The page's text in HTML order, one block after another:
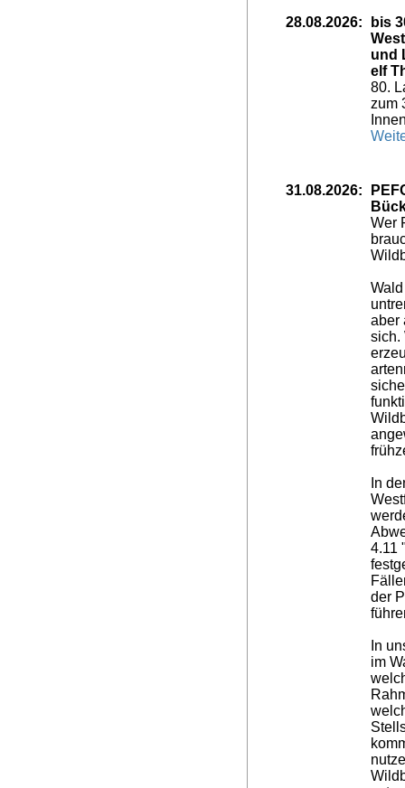
28.08.2026:
bis
und
elf
80.
zum
31.08.2026:
Wer
aber
sich.
In
4.11
der
In
im